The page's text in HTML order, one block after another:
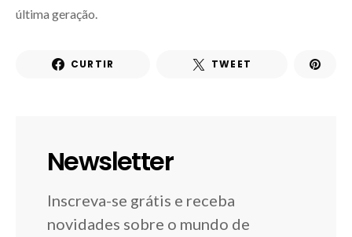
última geração.
CURTIR TWEET
Newsletter
Inscreva-se grátis e receba
novidades sobre o mundo de